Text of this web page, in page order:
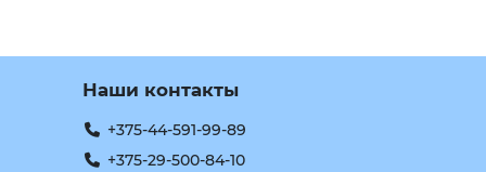
Наши контакты
+375-44-591-99-89
+375-29-500-84-10